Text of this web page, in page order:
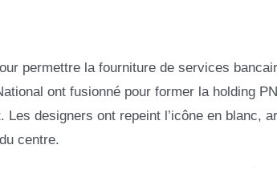
permettre la fourniture de services
ont fusionné pour former la holding
designers ont repeint l’icône en blanc,
centre.